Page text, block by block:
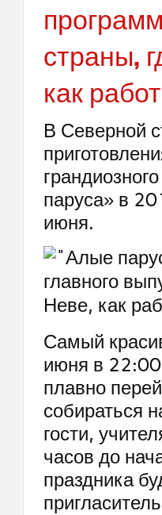
страны,
как
В Северной
паруса» в
июня.
Самый
июня в 22:00
плавно
собираться
гости,
часов до
праздника